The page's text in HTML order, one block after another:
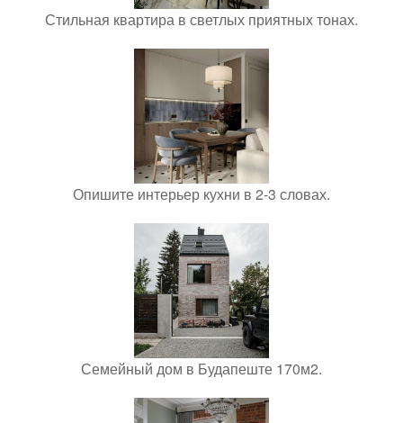
Стильная квартира в светлых приятных тонах.
Опишите интерьер кухни в 2-3 словах.
Семейный дом в Будапеште 170м2.